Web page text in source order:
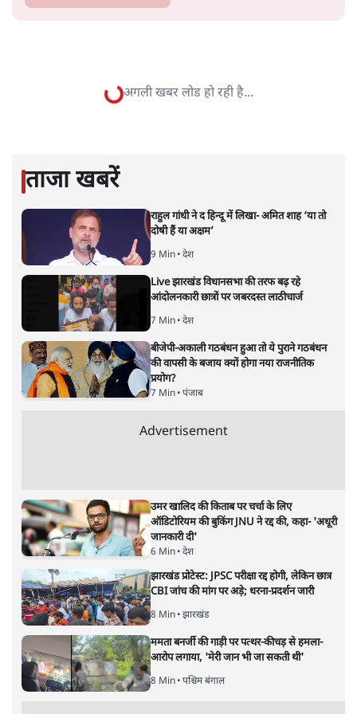
विश्लेषणात्मक और मानवीय स्वरों में से एक हैं। शिक्षा, समाज,
अगली खबर लोड हो रही है...
ताजा खबरें
दोषी हैं या अक्षम’
आंदोलनकारी छात्रों पर जबरदस्त लाठीचार्ज
7 Min•देश
बीजेपी-अकाली गठबंधन हुआ तो ये पुराने गठबंधन
प्रयोग?
7 Min•पंजाब
Advertisement